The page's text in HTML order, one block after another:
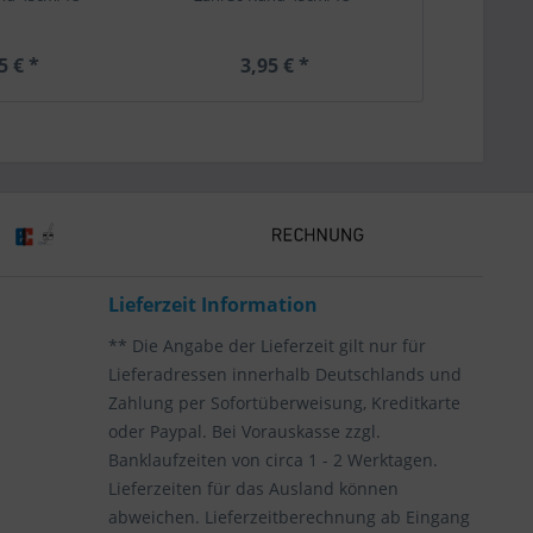
€ * 3,95 € *
Lieferzeit Information
** Die Angabe der Lieferzeit gilt nur für
Lieferadressen innerhalb Deutschlands und
Zahlung per Sofortüberweisung, Kreditkarte
oder Paypal. Bei Vorauskasse zzgl.
Banklaufzeiten von circa 1 - 2 Werktagen.
Lieferzeiten für das Ausland können
abweichen. Lieferzeitberechnung ab Eingang